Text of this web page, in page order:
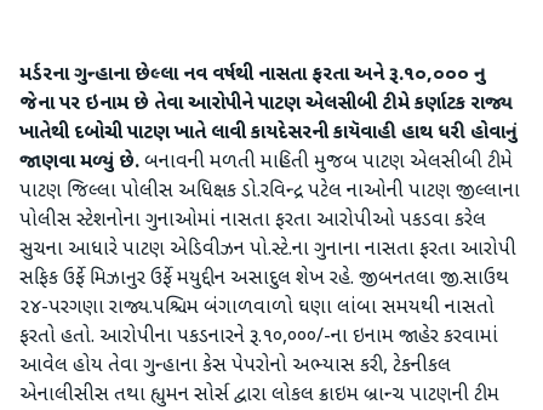
મર્ડરના ગુન્હાના છેલ્લા નવ વર્ષથી નાસતા ફરતા અને રૂ.૧૦,૦૦૦ નુ
જેના પર ઇનામ છે તેવા આરોપીને પાટણ એલસીબી ટીમે કર્ણાટક રાજ્ય
ખાતેથી દબોચી પાટણ ખાતે લાવી કાયદેસરની કાયૅવાહી હાથ ધરી હોવાનું
જાણવા મળ્યું છે.બનાવની મળતી માહિતી મુજબ પાટણ એલસીબી ટીમે
પાટણ જિલ્લા પોલીસ અધિક્ષક ડો.રવિન્દ્ર પટેલ નાઓની પાટણ જીલ્લાના
પોલીસ સ્ટેશનોના ગુનાઓમાં નાસતા ફરતા આરોપીઓ પકડવા કરેલ
સુચના આધારે પાટણ એડિવીઝન પો.સ્ટે.ના ગુનાના નાસતા ફરતા આરોપી
સફિક ઉર્ફે મિઝાનુર ઉર્ફે મયુદ્દીન અસાદુલ શેખ રહે. જીબનતલા જી.સાઉથ
૨૪-પરગણા રાજ્ય.પશ્ચિમ બંગાળવાળો ઘણા લાંબા સમયથી નાસતો
ફરતો હતો. આરોપીના પકડનારને રૂ.૧૦,૦૦૦/-ના ઇનામ જાહેર કરવામાં
આવેલ હોય તેવા ગુન્હાના કેસ પેપરોનો અભ્યાસ કરી, ટેકનીકલ
એનાલીસીસ તથા હ્યુમન સોર્સ દ્વારા લોકલ ક્રાઇમ બ્રાન્ચ પાટણની ટીમ